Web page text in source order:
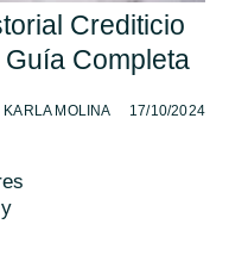
Crediticio
Completa
KARLA MOLINA 17/10/2024